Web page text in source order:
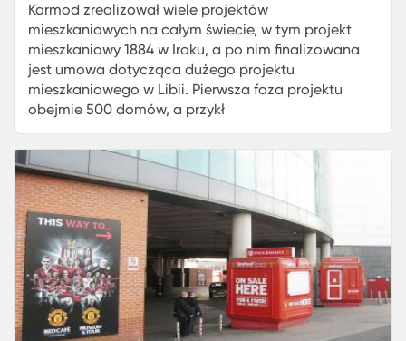
Karmod zrealizował wiele projektów
mieszkaniowych na całym świecie, w tym projekt
mieszkaniowy 1884 w Iraku, a po nim finalizowana
jest umowa dotycząca dużego projektu
mieszkaniowego w Libii. Pierwsza faza projektu
obejmie 500 domów, a przykł